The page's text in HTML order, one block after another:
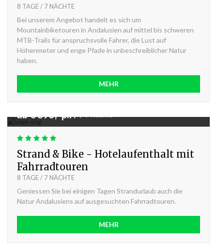
8 TAGE / 7 NÄCHTE
Bei unserem Angebot handelt es sich um
Mountainbiketouren in Andalusien auf mittel bis schweren
MTB-Trails für anspruchsvolle Fahrer, die Lust auf
Höhenmeter und enge Pfade in unbeschreiblicher Natur
haben.
MEHR
ab € 895,- p.P.
Strand & Bike - Hotelaufenthalt mit
Fahrradtouren
8 TAGE / 7 NÄCHTE
Geniessen Sie bei einigen Tagen Strandurlaub auch die
Natur Andalusiens auf ausgesuchten Fahrradtouren.
MEHR